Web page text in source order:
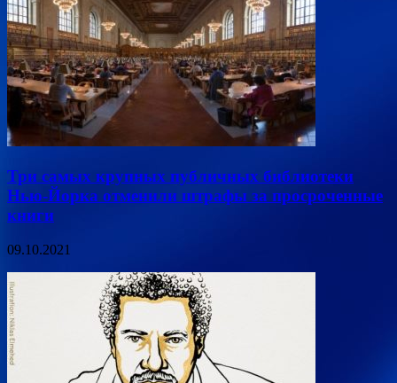
Три самых крупных публичных библиотеки
Нью-Йорка отменили штрафы за просроченные
книги
09.10.2021